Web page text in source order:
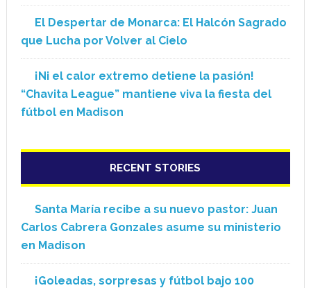
El Despertar de Monarca: El Halcón Sagrado
que Lucha por Volver al Cielo
¡Ni el calor extremo detiene la pasión!
“Chavita League” mantiene viva la fiesta del
fútbol en Madison
RECENT STORIES
Santa María recibe a su nuevo pastor: Juan
Carlos Cabrera Gonzales asume su ministerio
en Madison
¡Goleadas, sorpresas y fútbol bajo 100